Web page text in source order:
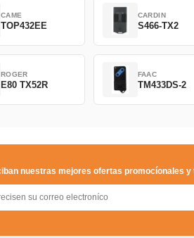
CAME
TOP432EE
CARDIN
S466-TX2
ROGER
E80 TX52R
FAAC
TM433DS-2
nuestras mejores ofertas promocíonales y